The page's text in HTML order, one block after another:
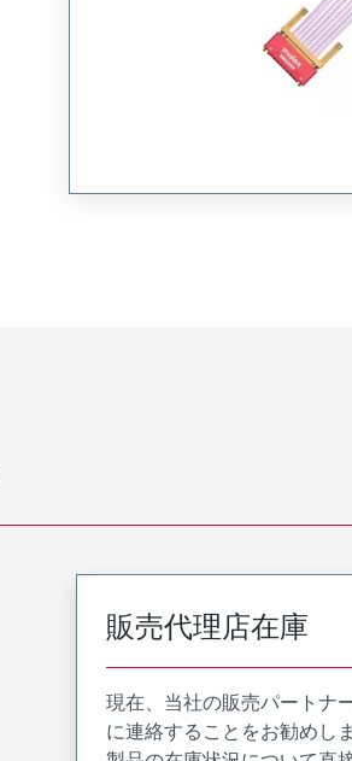
販売代理店在庫
現在、当社の販売パートナ
に連絡することをお勧めし